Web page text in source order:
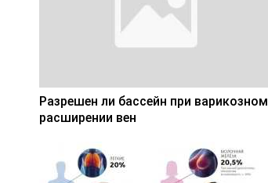
Разрешен ли бассейн при варикозном
расширении вен